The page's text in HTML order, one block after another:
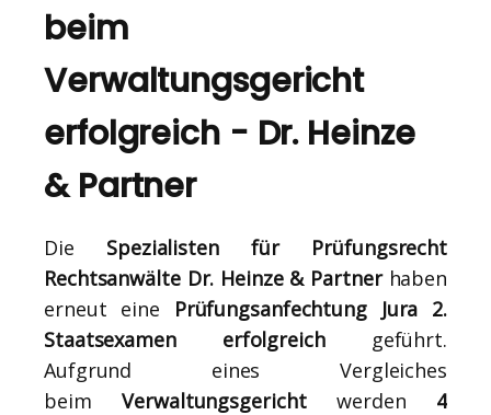
beim
Verwaltungsgericht
erfolgreich - Dr. Heinze
& Partner
Die Spezialisten für Prüfungsrecht
Rechtsanwälte Dr. Heinze & Partner haben
erneut eine Prüfungsanfechtung Jura 2.
Staatsexamen erfolgreichgeführt.
Aufgrund eines Vergleiches
beimVerwaltungsgerichtwerden 4